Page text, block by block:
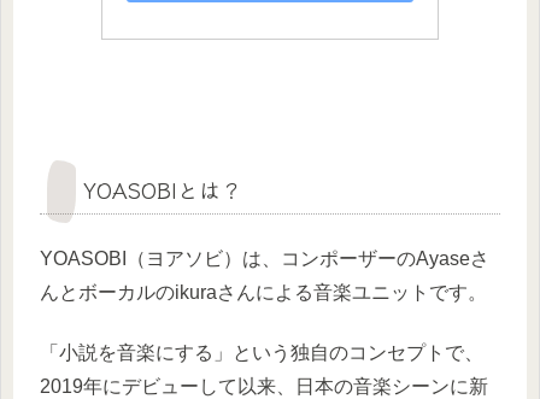
YOASOBIとは？
YOASOBI（ヨアソビ）は、コンポーザーのAyaseさ
んとボーカルのikuraさんによる音楽ユニットです。
「小説を音楽にする」という独自のコンセプトで、
2019年にデビューして以来、日本の音楽シーンに新